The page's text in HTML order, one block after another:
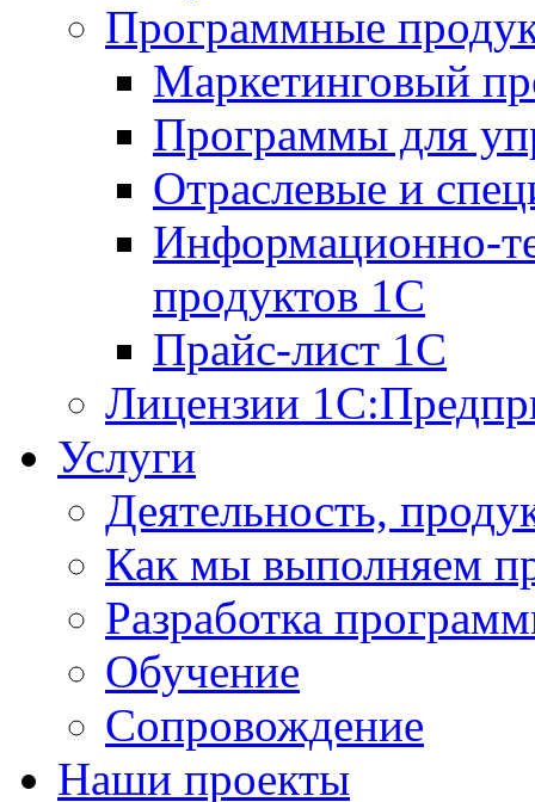
Программные
Маркетинговый
Программы для
Отраслевые и
Информационно-
продуктов 1С
Прайс-лист 1С
Лицензии
Услуги
Деятельность,
Как мы выполняем
Разработка
Обучение
Сопровождение
Наши проекты